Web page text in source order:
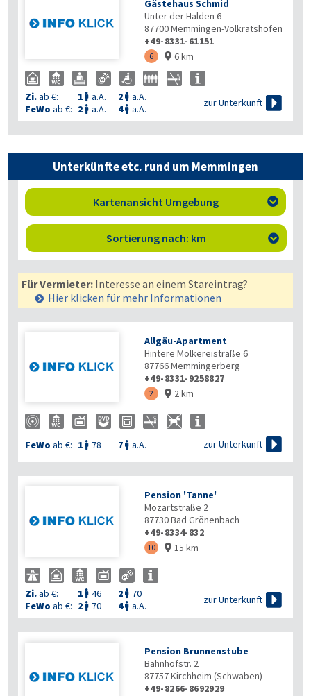
Gästehaus Schmid
Unter der Halden 6
87700Memmingen-Volkratshofen
+49-8331-61151
6  6 km
Zi.ab €: 1  a.A. 2  a.A.
FeWo ab €: 2  a.A. 4 a.A.
zur Unterkunft 
Unterkünfte etc. rund um Memmingen
Kartenansicht Umgebung 
Sortierung nach: km 
Für Vermieter: Interesse an einem Stareintrag?
Hier klicken für mehr Informationen
Allgäu-Apartment
Hintere Molkereistraße 6
87766Memmingerberg
+49-8331-9258827
2  2 km
FeWo ab €: 1  78 7  a.A. zur Unterkunft 
Pension 'Tanne'
Mozartstraße 2
87730Bad Grönenbach
+49-8334-832
10  15 km
Zi.ab €: 1  46 2  70
FeWo ab €: 2  70 4 a.A.
zur Unterkunft 
Pension Brunnenstube
Bahnhofstr. 2
87757Kirchheim (Schwaben)
+49-8266-8692929